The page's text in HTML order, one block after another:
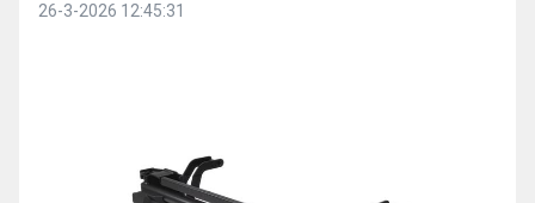
26-3-2026 12:45:31